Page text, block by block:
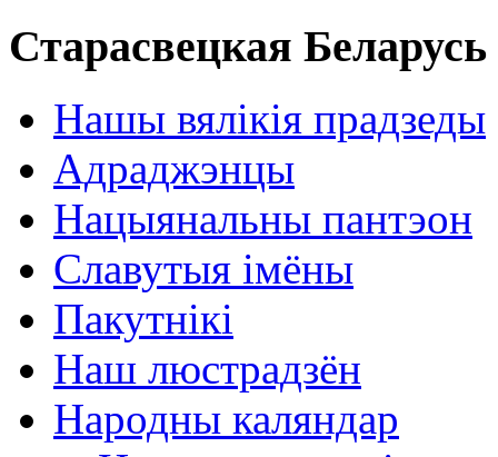
Старасвецкая Беларусь
Нашы вялікія прадзеды
Адраджэнцы
Нацыянальны пантэон
Славутыя імёны
Пакутнікі
Наш люстрадзён
Народны каляндар